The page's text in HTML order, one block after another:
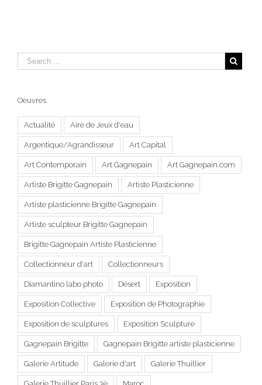
Oeuvres
Actualité Aire de Jeux d'eau
Argentique/Agrandisseur Art Capital
Art Contemporain Art Gagnepain Art Gagnepain.com
Artiste Brigitte Gagnepain Artiste Plasticienne
Artiste plasticienne Brigitte Gagnepain
Artiste sculpteur Brigitte Gagnepain
Brigitte Gagnepain Artiste Plasticienne
Collectionneur d'art Collectionneurs
Diamantino labo photo Désert Exposition
Exposition Collective Exposition de Photographie
Exposition de sculptures Exposition Sculpture
Gagnepain Brigitte Gagnepain Brigitte artiste plasticienne
Galerie Artitude Galerie d'art Galerie Thuillier